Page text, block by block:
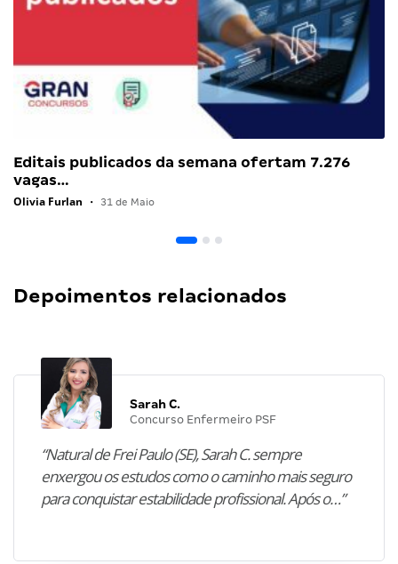
Editais publicados da semana ofertam 7.276
vagas…
Olivia Furlan • 31 de Maio
Depoimentos relacionados
Sarah C.
Concurso Enfermeiro PSF
“Natural de Frei Paulo (SE), Sarah C. sempre
enxergou os estudos como o caminho mais seguro
para conquistar estabilidade profissional. Após o…”